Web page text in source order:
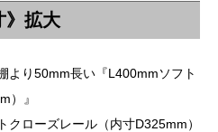
》拡大
より50mm長い『L400mmソフト
）』
クローズレール（内寸D325mm）